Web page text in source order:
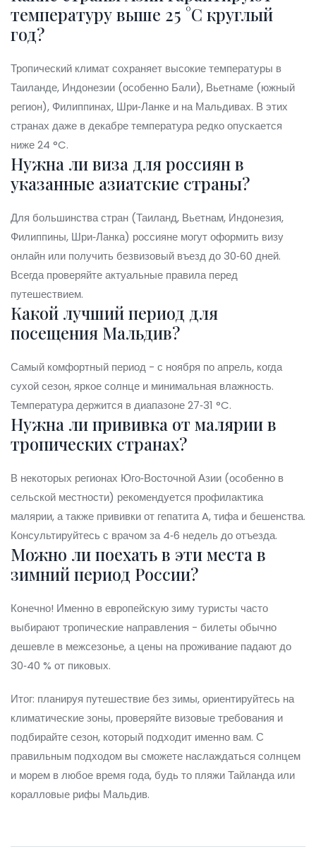
температуру выше 25 °C круглый
год?
Тропический климат сохраняет высокие температуры в
Таиланде, Индонезии (особенно Бали), Вьетнаме (южный
регион), Филиппинах, Шри‑Ланке и на Мальдивах. В этих
странах даже в декабре температура редко опускается
ниже 24 °C.
Нужна ли виза для россиян в
указанные азиатские страны?
Для большинства стран (Таиланд, Вьетнам, Индонезия,
Филиппины, Шри‑Ланка) россияне могут оформить визу
онлайн или получить безвизовый въезд до 30‑60 дней.
Всегда проверяйте актуальные правила перед
путешествием.
Какой лучший период для
посещения Мальдив?
Самый комфортный период - с ноября по апрель, когда
сухой сезон, яркое солнце и минимальная влажность.
Температура держится в диапазоне 27‑31 °C.
Нужна ли прививка от малярии в
тропических странах?
В некоторых регионах Юго‑Восточной Азии (особенно в
сельской местности) рекомендуется профилактика
малярии, а также прививки от гепатита A, тифа и бешенства.
Консультируйтесь с врачом за 4‑6 недель до отъезда.
Можно ли поехать в эти места в
зимний период России?
Конечно! Именно в европейскую зиму туристы часто
выбирают тропические направления - билеты обычно
дешевле в межсезонье, а цены на проживание падают до
30‑40 % от пиковых.
Итог: планируя путешествие без зимы, ориентируйтесь на
климатические зоны, проверяйте визовые требования и
подбирайте сезон, который подходит именно вам. С
правильным подходом вы сможете наслаждаться солнцем
и морем в любое время года, будь то пляжи Тайланда или
коралловые рифы Мальдив.